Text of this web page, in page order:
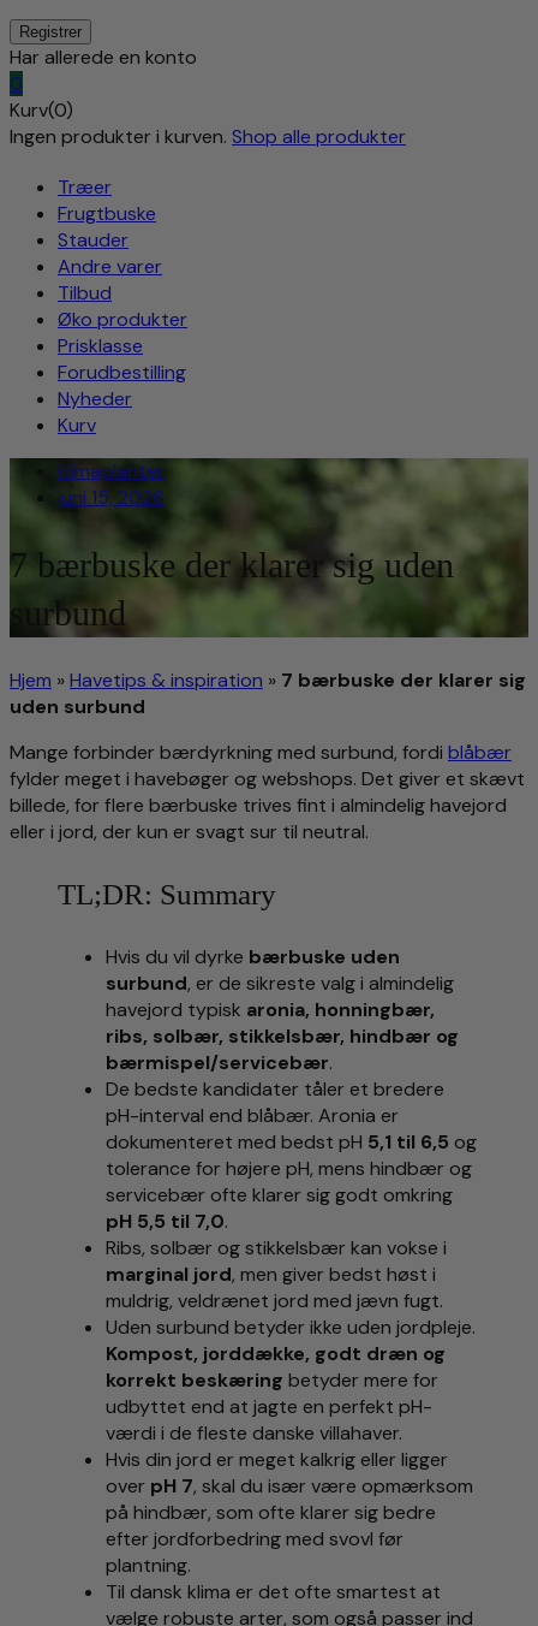
Har allerede en konto
0
Kurv(0)
Ingen produkter i kurven. Shop alle produkter
Træer
Frugtbuske
Stauder
Andre varer
Tilbud
Øko produkter
Prisklasse
Forudbestilling
Nyheder
Kurv
klimaplanter
juni 15, 2026
7 bærbuske der klarer sig uden
surbund
Hjem »Havetips & inspiration » 7 bærbuske der klarer sig
uden surbund
Mange forbinder bærdyrkning med surbund, fordi blåbær
fylder meget i havebøger og webshops. Det giver et skævt
billede, for flere bærbuske trives fint i almindelig havejord
eller i jord, der kun er svagt sur til neutral.
TL;DR: Summary
Hvis du vil dyrke bærbuske uden
surbund, er de sikreste valg i almindelig
havejord typisk aronia, honningbær,
ribs, solbær, stikkelsbær, hindbær og
bærmispel/servicebær.
De bedste kandidater tåler et bredere
pH-interval end blåbær. Aronia er
dokumenteret med bedst pH 5,1 til 6,5 og
tolerance for højere pH, mens hindbær og
servicebær ofte klarer sig godt omkring
pH 5,5 til 7,0.
Ribs, solbær og stikkelsbær kan vokse i
marginal jord, men giver bedst høst i
muldrig, veldrænet jord med jævn fugt.
Uden surbund betyder ikke uden jordpleje.
Kompost, jorddække, godt dræn og
korrekt beskæring betyder mere for
udbyttet end at jagte en perfekt pH-
værdi i de fleste danske villahaver.
Hvis din jord er meget kalkrig eller ligger
over pH 7, skal du især være opmærksom
på hindbær, som ofte klarer sig bedre
efter jordforbedring med svovl før
plantning.
Til dansk klima er det ofte smartest at
vælge robuste arter, som også passer ind